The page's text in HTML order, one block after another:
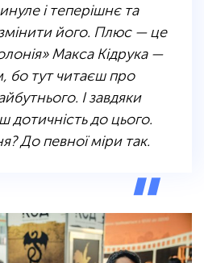
і теперішнє та
його. Плюс — це
Макса Кідрука —
бо тут читаєш про
І завдяки
дотичність до цього.
До певної міри так.